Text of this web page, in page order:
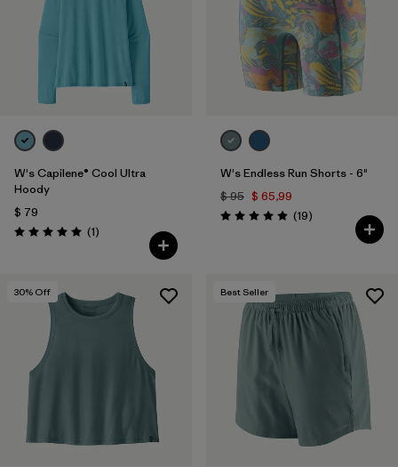
W's Capilene® Cool Ultra
Hoody
$ 79
Valoración: 5.0 / 5
(1Comentarios
)
W's Endless Run Shorts - 6"
$ 95 $ 65,99
Valoración: 4.9 / 5
(19Comentarios
)
30% Off Best Seller